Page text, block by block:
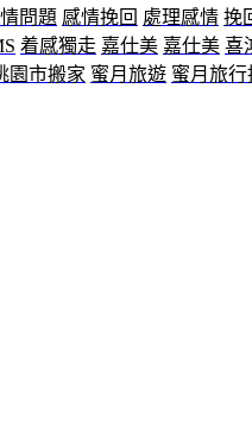
問題 感情挽回 處理感情 挽
着感獨走 嘉仕美 嘉仕美 喜
園市搬家 蜜月旅遊 蜜月旅行